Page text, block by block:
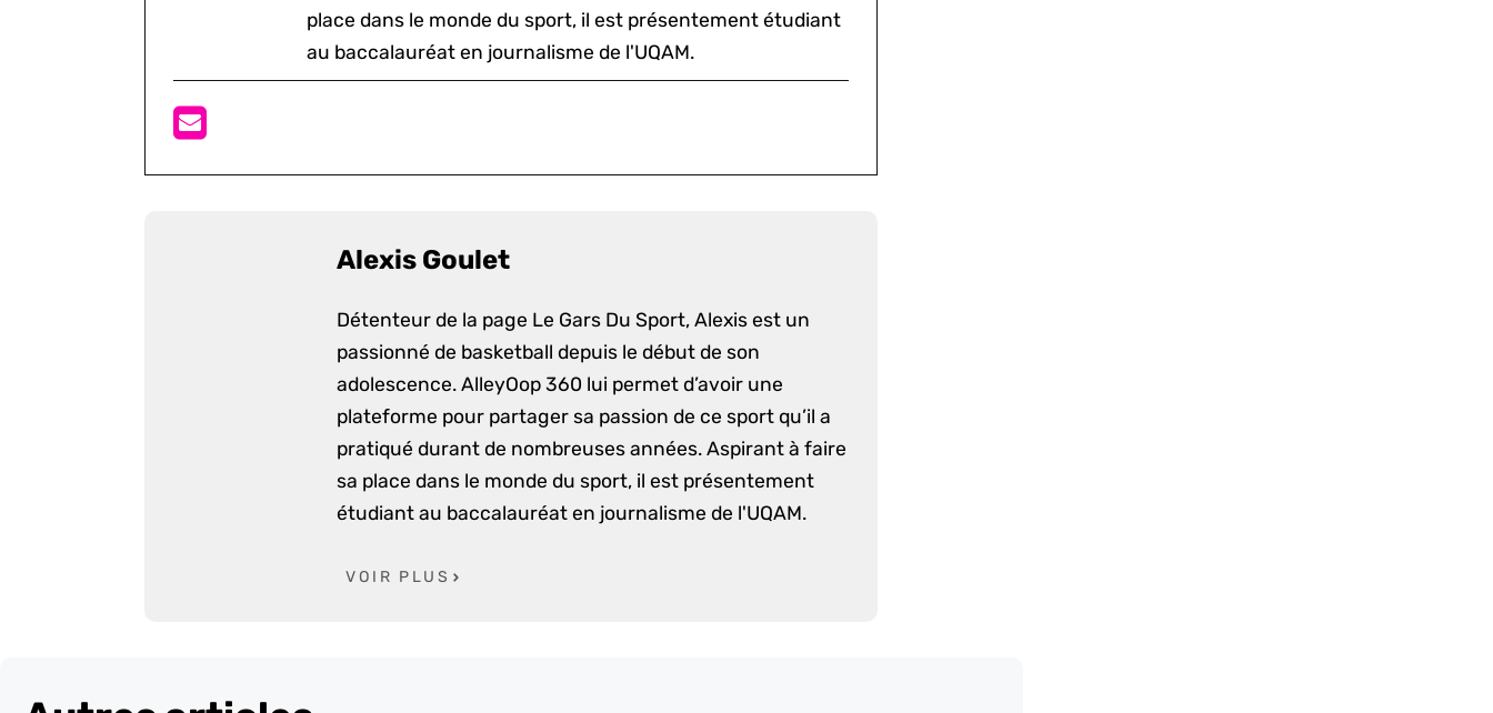
place dans le monde du sport, il est présentement étudiant
au baccalauréat en journalisme de l'UQAM.
Alexis Goulet
Détenteur de la page Le Gars Du Sport, Alexis est un
passionné de basketball depuis le début de son
adolescence. AlleyOop 360 lui permet d’avoir une
plateforme pour partager sa passion de ce sport qu’il a
pratiqué durant de nombreuses années. Aspirant à faire
sa place dans le monde du sport, il est présentement
étudiant au baccalauréat en journalisme de l'UQAM.
VOIR PLUS